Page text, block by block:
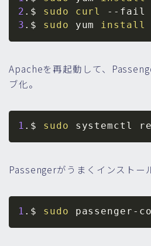
2 .$ sudo curl --fail
3 .$ sudo yum install
Apacheを再起動して、
ブ化。
1 .$ sudo
Passengerがうまくインストー
1 .$ sudo